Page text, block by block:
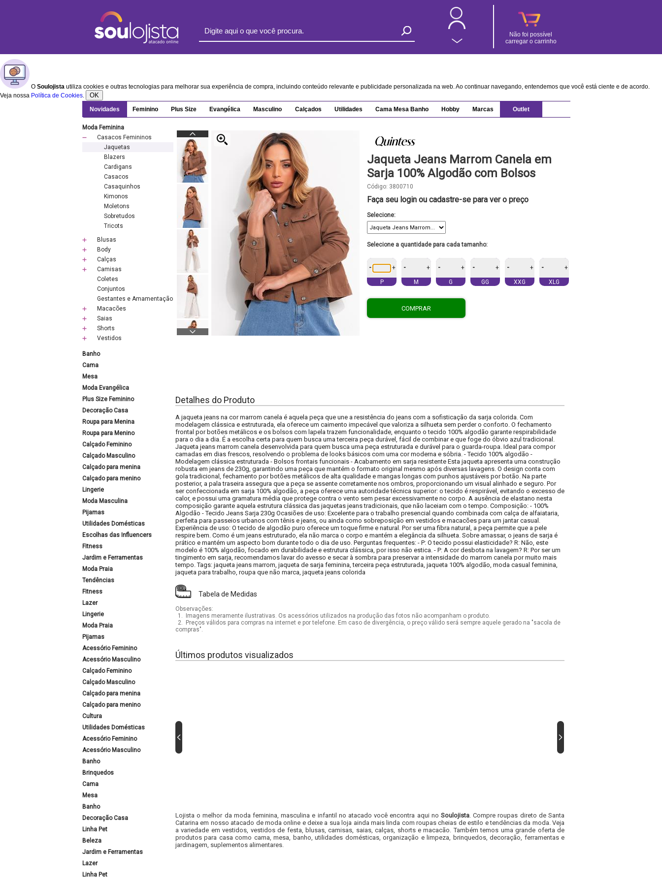
Não foi possível
carregar o carrinho
O Soulojista utiliza cookies e outras tecnologias para melhorar sua experiência de compra, incluindo conteúdo relevante e publicidade personalizada na web. Ao continuar navegando, entendemos que você está ciente e de acordo.
Veja nossa Política de Cookies. OK
Novidades Feminino Plus Size Evangélica Masculino Calçados Utilidades Cama Mesa Banho Hobby Marcas Outlet
Moda Feminina
Casacos Femininos
Jaquetas
Blazers
Cardigans
Casacos
Casaquinhos
Kimonos
Moletons
Sobretudos
Tricots
Blusas
Body
Calças
Camisas
Coletes
Conjuntos
Gestantes e Amamentação
Macacões
Saias
Shorts
Vestidos
Banho
Cama
Mesa
Moda Evangélica
Plus Size Feminino
Decoração Casa
Roupa para Menina
Roupa para Menino
Calçado Feminino
Calçado Masculino
Calçado para menina
Calçado para menino
Lingerie
Moda Masculina
Pijamas
Utilidades Domésticas
Escolhas das Influencers
Fitness
Jardim e Ferramentas
Moda Praia
Tendências
Fitness
Lazer
Lingerie
Moda Praia
Pijamas
Acessório Feminino
Acessório Masculino
Calçado Feminino
Calçado Masculino
Calçado para menina
Calçado para menino
Cultura
Utilidades Domésticas
Acessório Feminino
Acessório Masculino
Banho
Brinquedos
Cama
Mesa
Banho
Decoração Casa
Linha Pet
Beleza
Jardim e Ferramentas
Lazer
Linha Pet
Jaqueta Jeans Marrom Canela em
Sarja 100% Algodão com Bolsos
Código: 3800710
Faça seu login ou cadastre-se para ver o preço
Selecione:
Selecione a quantidade para cada tamanho:
- +
P
- +
M
- +
G
- +
GG
- +
XXG
- +
XLG
COMPRAR
Detalhes do Produto
A jaqueta jeans na cor marrom canela é aquela peça que une a resistência do jeans com a sofisticação da sarja colorida. Com
modelagem clássica e estruturada, ela oferece um caimento impecável que valoriza a silhueta sem perder o conforto. O fechamento
frontal por botões metálicos e os bolsos com lapela trazem funcionalidade, enquanto o tecido 100% algodão garante respirabilidade
para o dia a dia. É a escolha certa para quem busca uma terceira peça durável, fácil de combinar e que foge do óbvio azul tradicional.
Jaqueta jeans marrom canela desenvolvida para quem busca uma peça estruturada e durável para o guarda-roupa. Ideal para compor
camadas em dias frescos, resolvendo o problema de looks básicos com uma cor moderna e sóbria. - Tecido 100% algodão -
Modelagem clássica estruturada - Bolsos frontais funcionais - Acabamento em sarja resistente Esta jaqueta apresenta uma construção
robusta em jeans de 230g, garantindo uma peça que mantém o formato original mesmo após diversas lavagens. O design conta com
gola tradicional, fechamento por botões metálicos de alta qualidade e mangas longas com punhos ajustáveis por botão. Na parte
posterior, a pala traseira assegura que a peça se assente corretamente nos ombros, proporcionando um visual alinhado e seguro. Por
ser confeccionada em sarja 100% algodão, a peça oferece uma autoridade técnica superior: o tecido é respirável, evitando o excesso de
calor, e possui uma gramatura média que protege contra o vento sem pesar excessivamente no corpo. A ausência de elastano nesta
composição garante aquela estrutura clássica das jaquetas jeans tradicionais, que não laceiam com o tempo. Composição: - 100%
Algodão - Tecido Jeans Sarja 230g Ocasiões de uso: Excelente para o trabalho presencial quando combinada com calça de alfaiataria,
perfeita para passeios urbanos com tênis e jeans, ou ainda como sobreposição em vestidos e macacões para um jantar casual.
Experiência de uso: O tecido de algodão puro oferece um toque firme e natural. Por ser uma fibra natural, a peça permite que a pele
respire bem. Como é um jeans estruturado, ela não marca o corpo e mantém a elegância da silhueta. Sobre amassar, o jeans de sarja é
prático e mantém um aspecto bom durante todo o dia de uso. Perguntas frequentes: - P: O tecido possui elasticidade? R: Não, este
modelo é 100% algodão, focado em durabilidade e estrutura clássica, por isso não estica. - P: A cor desbota na lavagem? R: Por ser um
tingimento em sarja, recomendamos lavar do avesso e secar à sombra para preservar a intensidade do marrom canela por muito mais
tempo. Tags: jaqueta jeans marrom, jaqueta de sarja feminina, terceira peça estruturada, jaqueta 100% algodão, moda casual feminina,
jaqueta para trabalho, roupa que não marca, jaqueta jeans colorida
Tabela de Medidas
Observações:
1.
Imagens meramente ilustrativas. Os acessórios utilizados na produção das fotos não acompanham o produto.
2.
Preços válidos para compras na internet e por telefone. Em caso de divergência, o preço válido será sempre aquele gerado na "sacola de
compras".
Últimos produtos visualizados
Lojista o melhor da moda feminina, masculina e infantil no atacado você encontra aqui no Soulojista. Compre roupas direto de Santa
Catarina em nosso atacado de moda online e deixe a sua loja ainda mais linda com roupas cheias de estilo e tendências da moda. Veja
a variedade em vestidos, vestidos de festa, blusas, camisas, saias, calças, shorts e macacão. Também temos uma grande oferta de
produtos para casa como cama, mesa, banho, utilidades domésticas, organização e limpeza, brinquedos, decoração, ferramentas e
jardinagem, suplementos alimentares.